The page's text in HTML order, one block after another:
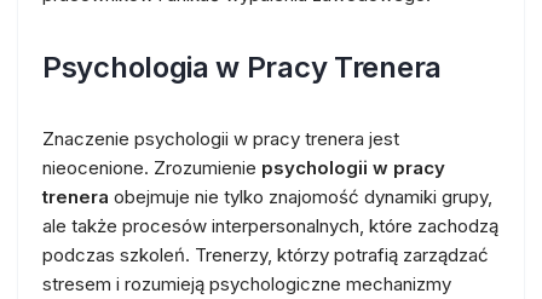
Psychologia w Pracy Trenera
Znaczenie psychologii w pracy trenera jest
nieocenione. Zrozumienie psychologii w pracy
trenera obejmuje nie tylko znajomość dynamiki grupy,
ale także procesów interpersonalnych, które zachodzą
podczas szkoleń. Trenerzy, którzy potrafią zarządzać
stresem i rozumieją psychologiczne mechanizmy